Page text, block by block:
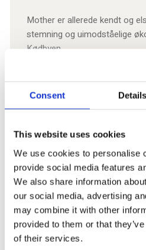
Consent Details
This website uses cookies
We use cookies to personalise
provide social media features
We also share information
our social media, advertising
may combine it with other
provided to them or that
of their services.
Mother er allerede kendt og
stemning og uimodståelige
Kødbyen.
Nu kommer er de til Ny
stor, solbeskinnet terrasse,
lokale råvarer og den samme
Åbningstider
Mandag
Tirsdag
Onsdag
Torsdag
Fredag
Lørdag